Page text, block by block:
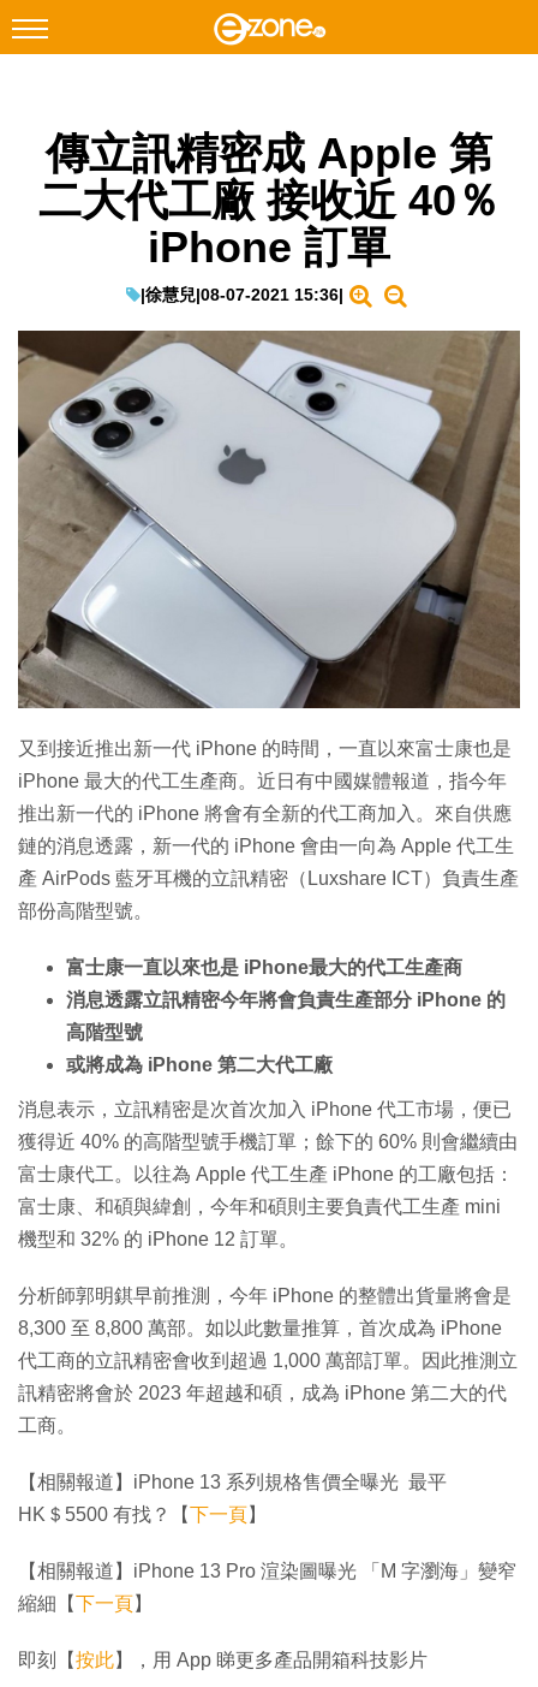
Facebook Instagram
科技焦點
教學評測
EduTech
IT Times
生成式AI與雲端應用
Enterprise Digital Transformation
特集
傳立訊精密成 Apple 第
二大代工廠 接收近 40％
iPhone 訂單
|徐慧兒|08-07-2021 15:36|
又到接近推出新一代 iPhone 的時間，一直以來富士康也是
iPhone 最大的代工生產商。近日有中國媒體報道，指今年
推出新一代的 iPhone 將會有全新的代工商加入。來自供應
鏈的消息透露，新一代的 iPhone 會由一向為 Apple 代工生
產 AirPods 藍牙耳機的立訊精密（Luxshare ICT）負責生產
部份高階型號。
富士康一直以來也是 iPhone最大的代工生產商
消息透露立訊精密今年將會負責生產部分 iPhone 的
高階型號
或將成為 iPhone 第二大代工廠
消息表示，立訊精密是次首次加入 iPhone 代工市場，便已
獲得近 40% 的高階型號手機訂單；餘下的 60% 則會繼續由
富士康代工。以往為 Apple 代工生產 iPhone 的工廠包括：
富士康、和碩與緯創，今年和碩則主要負責代工生產 mini
機型和 32% 的 iPhone 12 訂單。
分析師郭明錤早前推測，今年 iPhone 的整體出貨量將會是
8,300 至 8,800 萬部。如以此數量推算，首次成為 iPhone
代工商的立訊精密會收到超過 1,000 萬部訂單。因此推測立
訊精密將會於 2023 年超越和碩，成為 iPhone 第二大的代
工商。
【相關報道】iPhone 13 系列規格售價全曝光 最平
HK＄5500 有找？【下一頁】
【相關報道】iPhone 13 Pro 渲染圖曝光 「M 字瀏海」變窄
縮細【下一頁】
即刻【按此】，用 App 睇更多產品開箱科技影片